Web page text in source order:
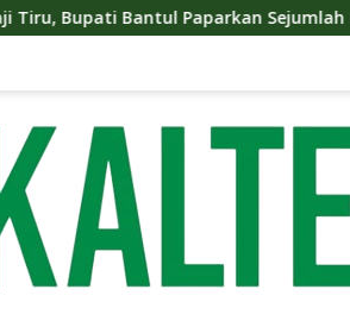
Sejumlah Program Unggulan